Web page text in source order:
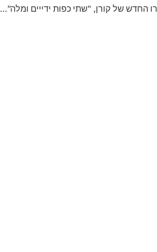
החדש של קורן, "שתי כפות ידייים ומלה"...